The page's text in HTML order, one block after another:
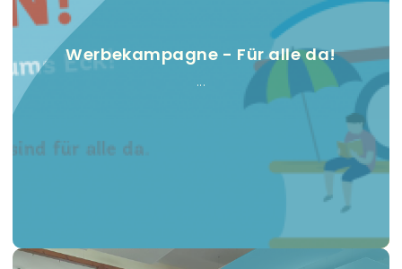
Werbekampagne - Für alle da!
...